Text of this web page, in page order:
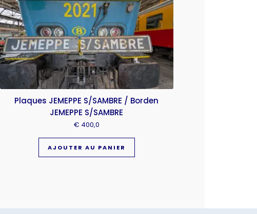
Plaques JEMEPPE S/SAMBRE / Borden
JEMEPPE S/SAMBRE
€ 400,0
AJOUTER AU PANIER